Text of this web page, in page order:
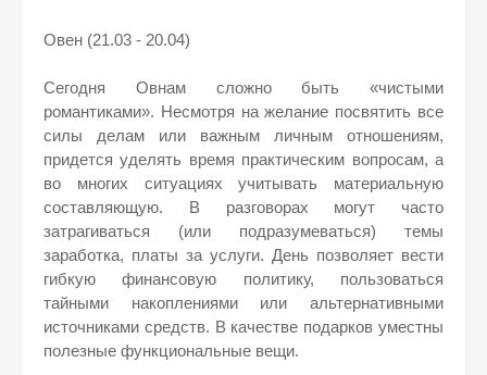
Овен (21.03 - 20.04)
Сегодня Овнам сложно быть «чистыми
романтиками». Несмотря на желание посвятить все
силы делам или важным личным отношениям,
придется уделять время практическим вопросам, а
во многих ситуациях учитывать материальную
составляющую. В разговорах могут часто
затрагиваться (или подразумеваться) темы
заработка, платы за услуги. День позволяет вести
гибкую финансовую политику, пользоваться
тайными накоплениями или альтернативными
источниками средств. В качестве подарков уместны
полезные функциональные вещи.